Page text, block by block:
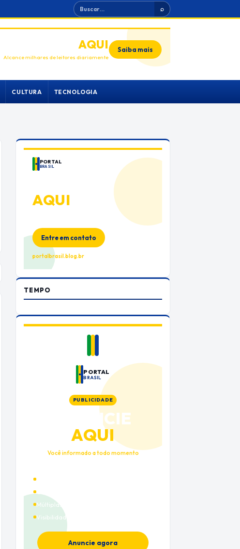
Buscar ⌕
ANUNCIEAQUI
Alcance milhares de leitores diariamente
Saiba mais
CULTURA TECNOLOGIA
PORTAL
BRASIL
AQUI
Espaço premium para sua marca
Entre em contato
portalbrasil.blog.br
TEMPO
PORTAL
BRASIL
PUBLICIDADE
ANUNCIE
AQUI
Você informado a todo momento
Múltiplas categorias
Visibilidade premium
Anuncie agora